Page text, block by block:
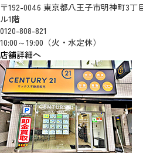
〒192-0046 東京都八王子市明神町3丁
ル1階
0120-808-821
10:00～19:00（火・水定休）
店舗詳細へ